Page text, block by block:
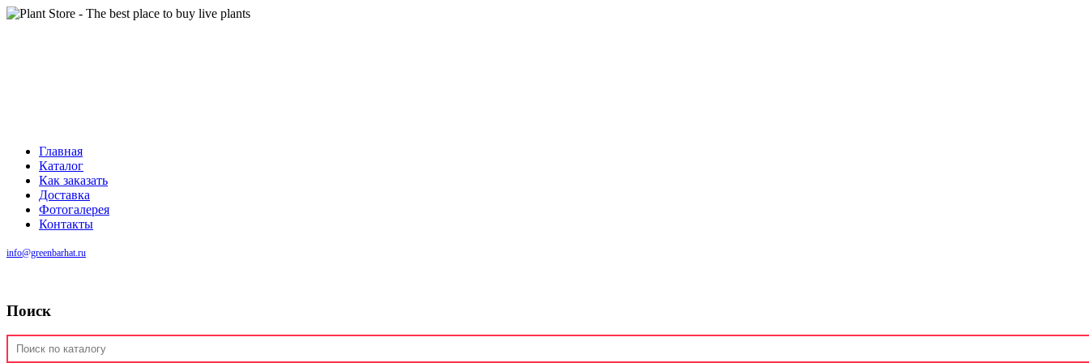
Главная
Каталог
Как заказать
Доставка
Фотогалерея
Контакты
info@greenbarhat.ru
Поиск